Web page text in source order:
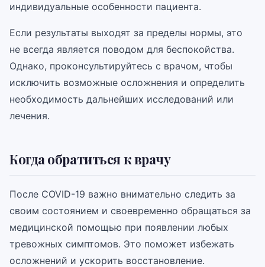
индивидуальные особенности пациента.
Если результаты выходят за пределы нормы, это
не всегда является поводом для беспокойства.
Однако, проконсультируйтесь с врачом, чтобы
исключить возможные осложнения и определить
необходимость дальнейших исследований или
лечения.
Когда обратиться к врачу
После COVID-19 важно внимательно следить за
своим состоянием и своевременно обращаться за
медицинской помощью при появлении любых
тревожных симптомов. Это поможет избежать
осложнений и ускорить восстановление.